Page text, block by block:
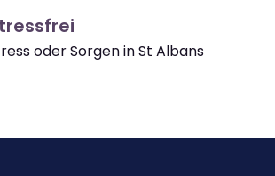
oder Sorgen in St Albans